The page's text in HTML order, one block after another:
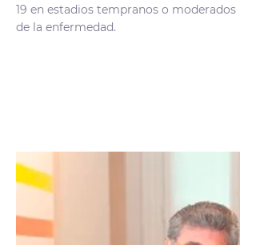
19 en estadios tempranos o moderados
de la enfermedad.